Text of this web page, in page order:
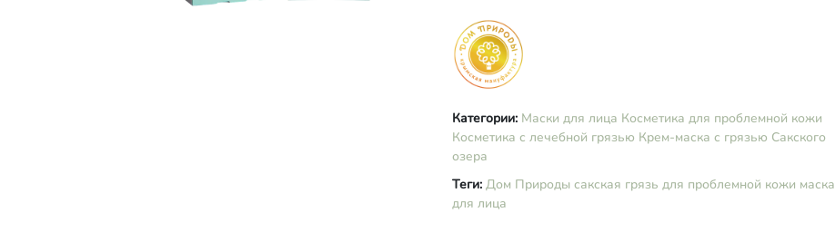
ксантановая камедь, кокоглюкозид;
комплекс аминокислот (ванилин,
эфирное масло мандарина, витамин Е
Категории: Маски для лица Косметика для проблемной кожи
Косметика с лечебной грязью Крем-маска с грязью Сакского
озера
Теги: Дом Природы сакская грязь для проблемной кожи маска
для лица